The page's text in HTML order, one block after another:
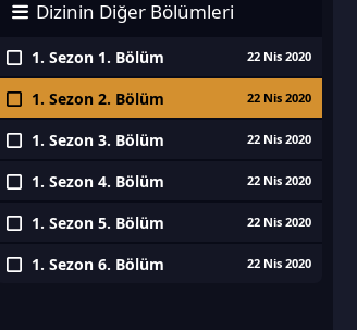
Dizinin Diğer Bölümleri
1. Sezon 1. Bölüm 22 Nis 2020
1. Sezon 2. Bölüm 22 Nis 2020
1. Sezon 3. Bölüm 22 Nis 2020
1. Sezon 4. Bölüm 22 Nis 2020
1. Sezon 5. Bölüm 22 Nis 2020
1. Sezon 6. Bölüm 22 Nis 2020